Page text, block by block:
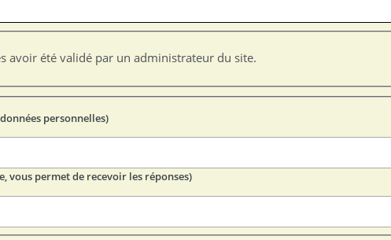
avoir été validé par un administrateur du site.
personnelles)
vous permet de recevoir les réponses)